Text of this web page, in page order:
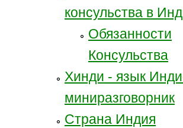
консульства в
Обязанности
Консульства
Хинди - язык
миниразговорник
Страна Индия